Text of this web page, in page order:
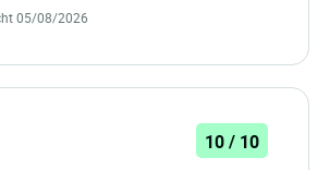
05/08/2026
10 / 10